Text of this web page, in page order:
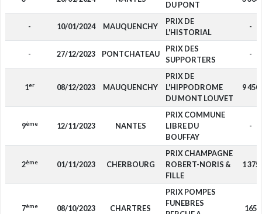
DU PONT
- 10/01/2024 MAUQUENCHY
PRIX DE
L'HISTORIAL
-
- 27/12/2023 PONTCHATEAU
PRIX DES
SUPPORTERS
-
1er 08/12/2023 MAUQUENCHY
PRIX DE
L'HIPPODROME
DU MONT LOUVET
9 450
9ème 12/11/2023 NANTES
PRIX COMMUNE
LIBRE DU
BOUFFAY
-
2ème 01/11/2023 CHERBOURG
PRIX CHAMPAGNE
ROBERT-NORIS &
FILLE
1 375
7ème 08/10/2023 CHARTRES
PRIX POMPES
FUNEBRES
165